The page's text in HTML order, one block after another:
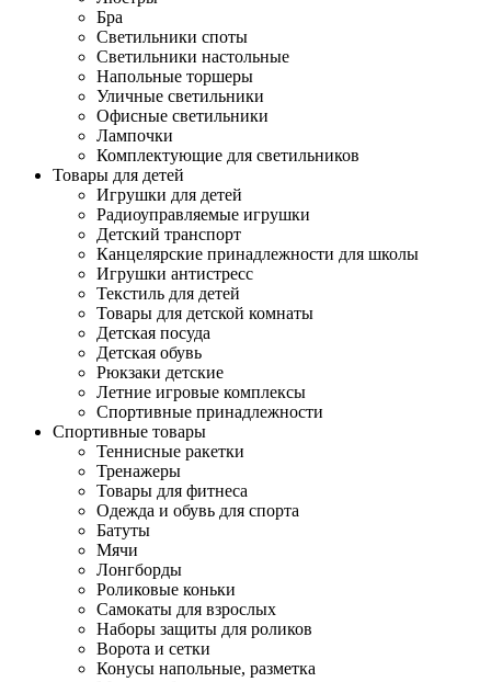
Бра
Светильники споты
Светильники настольные
Напольные торшеры
Уличные светильники
Офисные светильники
Лампочки
Комплектующие для светильников
Товары для детей
Игрушки для детей
Радиоуправляемые игрушки
Детский транспорт
Канцелярские принадлежности для школы
Игрушки антистресс
Текстиль для детей
Товары для детской комнаты
Детская посуда
Детская обувь
Рюкзаки детские
Летние игровые комплексы
Спортивные принадлежности
Спортивные товары
Теннисные ракетки
Тренажеры
Товары для фитнеса
Одежда и обувь для спорта
Батуты
Мячи
Лонгборды
Роликовые коньки
Самокаты для взрослых
Наборы защиты для роликов
Ворота и сетки
Конусы напольные, разметка